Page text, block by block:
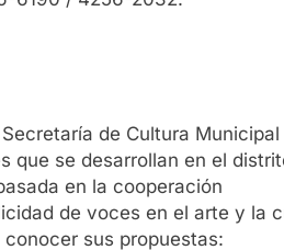
de Cultura
que se desarrollan en el
en la cooperación
de voces en el arte y
sus propuestas: